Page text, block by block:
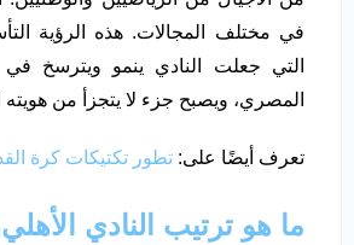
في مختلف المجالات. هذه الرؤية
التي جعلت النادي ينمو ويترسخ في
المصري، ويصبح جزء لا يتجزأ من هويته
تعرف أيضًا على: تطور تكتيكات كرة
ما هو ترتيب النادي